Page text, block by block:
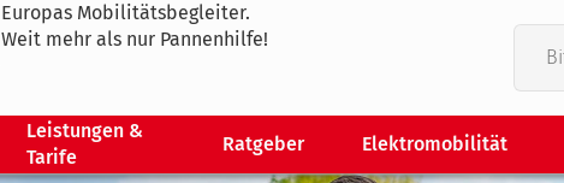
Europas Mobilitätsbegleiter.
Weit mehr als nur Pannenhilfe!
Leistungen &
Tarife
Ratgeber Elektromobilität